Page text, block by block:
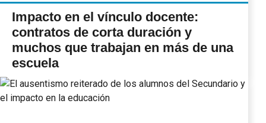
Impacto en el vínculo docente:
contratos de corta duración y
muchos que trabajan en más de una
escuela